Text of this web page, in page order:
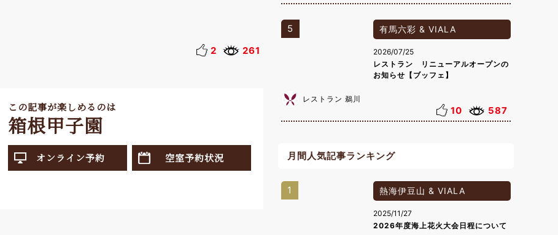
2 261
この記事が楽しめるのは
箱根甲子園
オンライン予約 空室予約状況
5 有馬六彩 & VIALA
2026/07/25
レストラン リニューアルオープンの
お知らせ【ブッフェ】
レストラン 鵜川
10 587
月間人気記事ランキング
1 熱海伊豆山 & VIALA
2025/11/27
2026年度海上花火大会日程について